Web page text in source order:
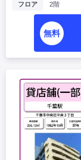
フロア
2階
無料